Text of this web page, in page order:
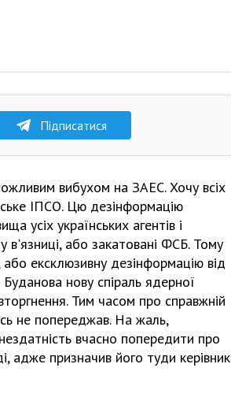
Підписатися
вибухом на ЗАЕС. Хочу всіх
ІПСО. Цю дезінформацію
усіх українських агентів і
або закатовані ФСБ. Тому
ексклюзивну дезінформацію від
нову спіраль ядерної
Тим часом про справжній
не попереджав. На жаль,
вчасно попередити про
адже призначив його туди керівник